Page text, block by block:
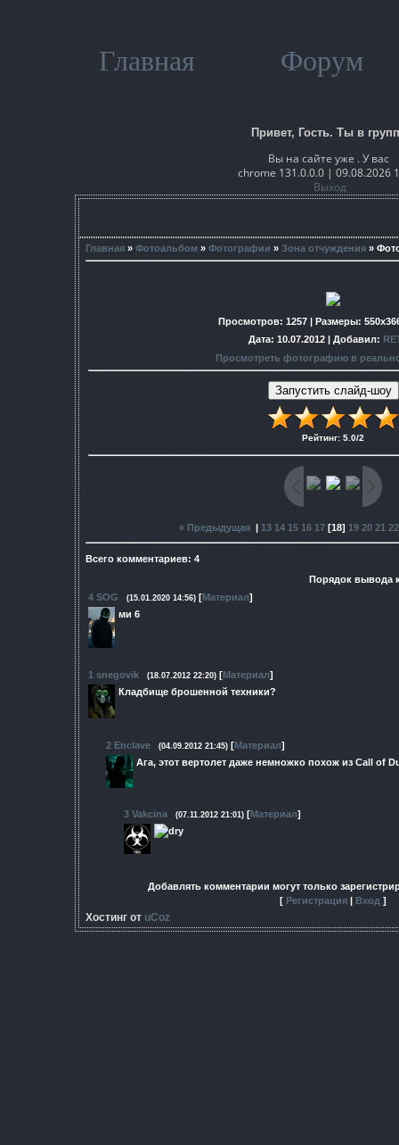
Главная Форум
Привет, Гость. Ты в
Вы на сайте уже . У вас
chrome 131.0.0.0 | 09.08.2026
Выход
Главная » Фотоальбом » Фотографии » Зона отчуждения »
Просмотров: 1257 | Размеры:
Дата: 10.07.2012 | Добавил:
Просмотреть фотографию в
Рейтинг: 5.0/2
« Предыдущая| 13 14 15 16 17[18] 19 20 21 22
Всего комментариев: 4
Порядок вывода
4 SOG (15.01.2020 14:56) [Материал]
ми 6
1 snegovik (18.07.2012 22:20) [Материал]
Кладбище брошенной техники?
2 Enclave (04.09.2012 21:45) [Материал]
Ага, этот вертолет даже немножко похож из Call of
3 Vakcina (07.11.2012 21:01) [Материал]
Добавлять комментарии могут только
[ Регистрация Вход ]
Хостинг от uCoz